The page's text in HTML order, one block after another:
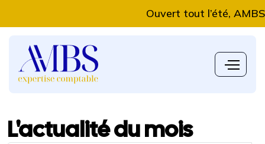
Ouvert tout l’été, AMBS
L'actualité du mois